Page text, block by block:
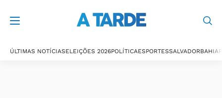
ÚLTIMAS NOTÍCIASELEIÇÕES 2026POLÍTICAESPORTESSALVADORBAHIA